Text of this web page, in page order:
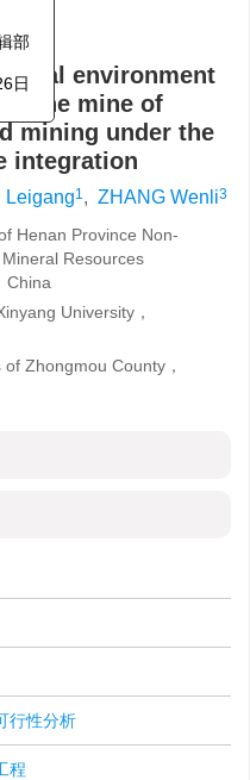
environment
the mine of
mining under the
integration
Leigang1, ZHANG Wenli3
Henan Province Non-
Resources
China
University，
Zhongmou County，
行性分析
程
部
日